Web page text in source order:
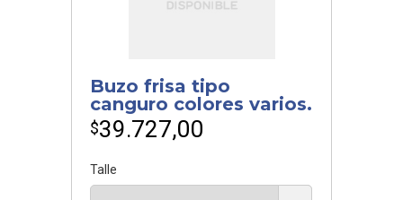
Buzo frisa tipo
canguro colores varios.
$39.727,00
Talle